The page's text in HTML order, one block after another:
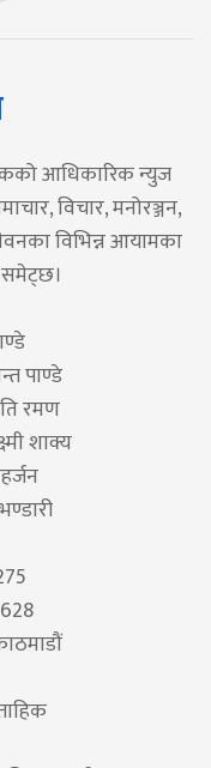
आधिकारिक न्युज
विचार, मनोरञ्जन,
विभिन्न आयामका
समेट्छ।
पाण्डे
रमण
शाक्य